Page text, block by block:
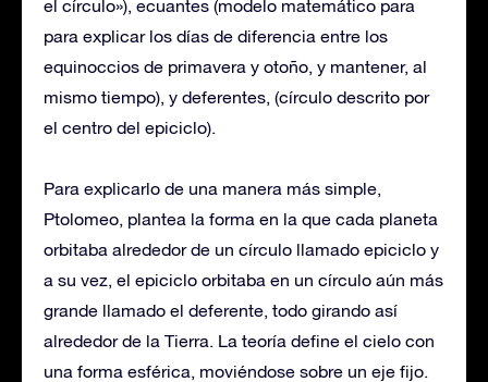
el círculo»), ecuantes (modelo matemático para
para explicar los días de diferencia entre los
equinoccios de primavera y otoño, y mantener, al
mismo tiempo), y deferentes, (círculo descrito por
el centro del epiciclo).
Para explicarlo de una manera más simple,
Ptolomeo, plantea la forma en la que cada planeta
orbitaba alrededor de un círculo llamado epiciclo y
a su vez, el epiciclo orbitaba en un círculo aún más
grande llamado el deferente, todo girando así
alrededor de la Tierra. La teoría define el cielo con
una forma esférica, moviéndose sobre un eje fijo.